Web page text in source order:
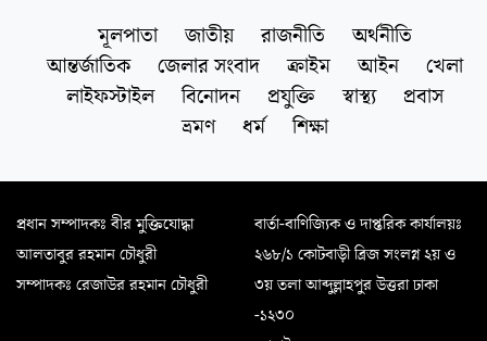
মূলপাতা জাতীয় রাজনীতি
অর্থনীতি
আন্তর্জাতিক
জেলার সংবাদ ক্রাইম আইন
খেলা
লাইফস্টাইল
বিনোদন প্রযুক্তি স্বাস্থ্য
প্রবাস
ভ্রমণ
ধর্ম শিক্ষা
প্রধান সম্পাদকঃ বীর মুক্তিযোদ্ধা
আলতাবুর রহমান চৌধুরী
সম্পাদকঃ রেজাউর রহমান চৌধুরী
বার্তা-বাণিজ্যিক ও দাপ্তরিক কার্যালয়ঃ
২৬৮/১ কোটবাড়ী ব্রিজ সংলগ্ন ২য় ও
৩য় তলা আব্দুল্লাহপুর উত্তরা ঢাকা
-১২৩০